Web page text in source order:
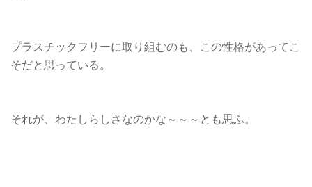
プラスチックフリーに取り組むのも、この性格があってこ
そだと思っている。
それが、わたしらしさなのかな～～～とも思ふ。